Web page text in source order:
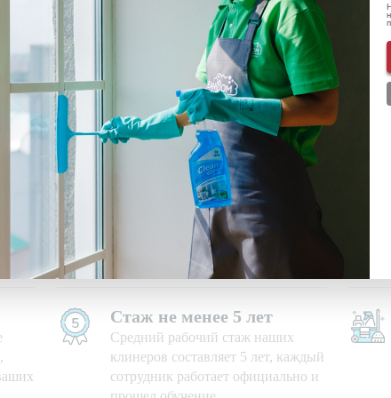
данных ознакомлен(-а) и даюсогласиена обработку
о скидках и акциях
Используем свои средства
Приезжаем на уборку с
профессиональными моющими
средствами и необходимым
оборудованием
Стаж не менее 5 лет
Средний рабочий стаж наших
клинеров составляет 5 лет, каждый
сотрудник работает официально и